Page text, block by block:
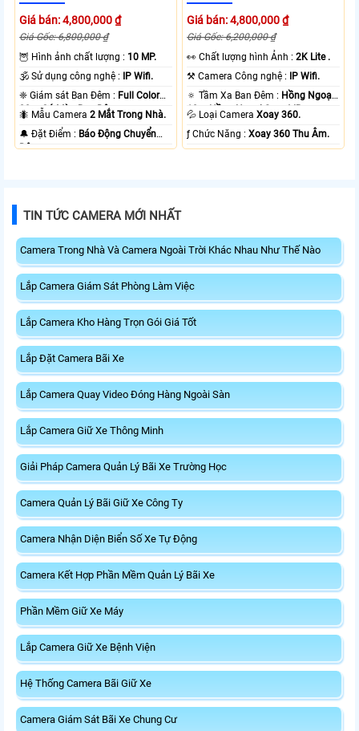
Giá bán: 4,800,000 ₫
Giá Gốc: 6,800,000 ₫
🦉 Hình ảnh chất lượng : 10 MP.
🕉️ Sử dụng công nghệ :
IP Wifi.
❈ Giám sát Ban Đêm : Full Color
20m Có Màu Ban Ðêm.
🐜 Mẫu Camera2 Mắt Trong Nhà.
️🔔 Đặt Điểm : Báo Động Chuyển
Động.
Giá bán: 4,800,000 ₫
Giá Gốc: 6,200,000 ₫
️👀 Chất lượng hình Ảnh :2K Lite .
⚒ Camera Công nghệ :
IP Wifi.
🔅 Tầm Xa Ban Đêm : Hồng Ngoại
10m Hồng Ngoại Smart IR.
💦 Loại CameraXoay 360.
️ƒ Chức Năng :Xoay 360 Thu Âm.
TIN TỨC CAMERA MỚI NHẤT
Camera Trong Nhà Và Camera Ngoài Trời Khác Nhau Như Thế Nào
Lắp Camera Giám Sát Phòng Làm Việc
Lắp Camera Kho Hàng Trọn Gói Giá Tốt
Lắp Đặt Camera Bãi Xe
Lắp Camera Quay Video Đóng Hàng Ngoài Sàn
Lắp Camera Giữ Xe Thông Minh
Giải Pháp Camera Quản Lý Bãi Xe Trường Học
Camera Quản Lý Bãi Giữ Xe Công Ty
Camera Nhận Diện Biển Số Xe Tự Động
Camera Kết Hợp Phần Mềm Quản Lý Bãi Xe
Phần Mềm Giữ Xe Máy
Lắp Camera Giữ Xe Bệnh Viện
Hệ Thống Camera Bãi Giữ Xe
Camera Giám Sát Bãi Xe Chung Cư